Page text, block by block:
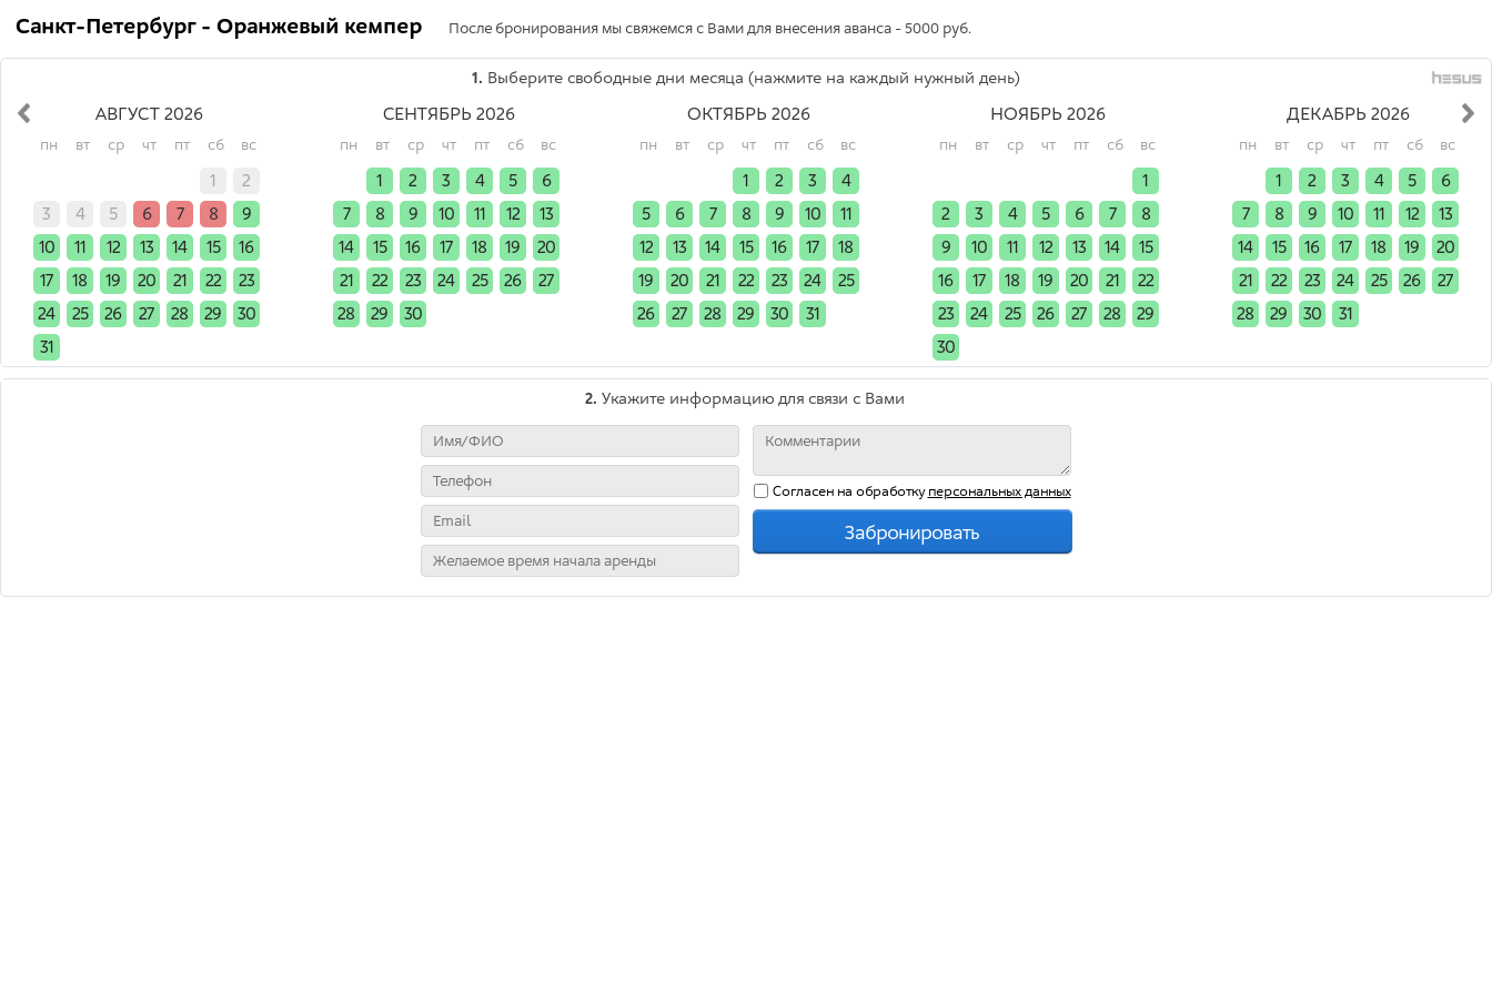
Санкт-Петербург - Оранжевый кемпер После бронирования мы свяжемся с Вами для внесения аванса - 5000 руб.
1. Выберите свободные дни месяца (нажмите на каждый нужный день)
АВГУСТ 2026
пн вт ср чт пт сб вс
1
2
3
4 5 6 7 8
9
10
11 12 13 14 15
16
17
18 19 20 21 22
23
24
25 26 27 28 29
30
31
СЕНТЯБРЬ 2026
пн вт ср чт пт сб вс
1 2 3 4 5
6
7
8 9 10 11 12
13
14
15 16 17 18 19
20
21
22 23 24 25 26
27
28
29 30
ОКТЯБРЬ 2026
пн вт ср чт пт сб вс
1 2 3
4
5
6 7 8 9 10
11
12
13 14 15 16 17
18
19
20 21 22 23 24
25
26
27 28 29 30 31
НОЯБРЬ 2026
пн вт ср чт пт сб вс
1
2
3 4 5 6 7
8
9
10 11 12 13 14
15
16
17 18 19 20 21
22
23
24 25 26 27 28
29
30
ДЕКАБРЬ 2026
пн вт ср чт пт сб вс
1 2 3 4 5
6
7
8 9 10 11 12
13
14
15 16 17 18 19
20
21
22 23 24 25 26
27
28
29 30 31
2. Укажите информацию для связи с Вами
Согласен на обработкуперсональных данных